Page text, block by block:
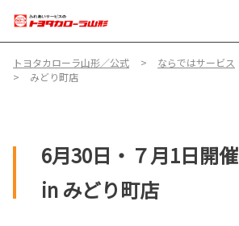
トヨタカローラ山形／公式 ならではサービス
みどり町店
6月30日・７月1日開催
in みどり町店